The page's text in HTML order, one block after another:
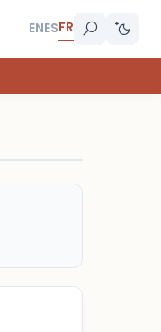
ENESFR